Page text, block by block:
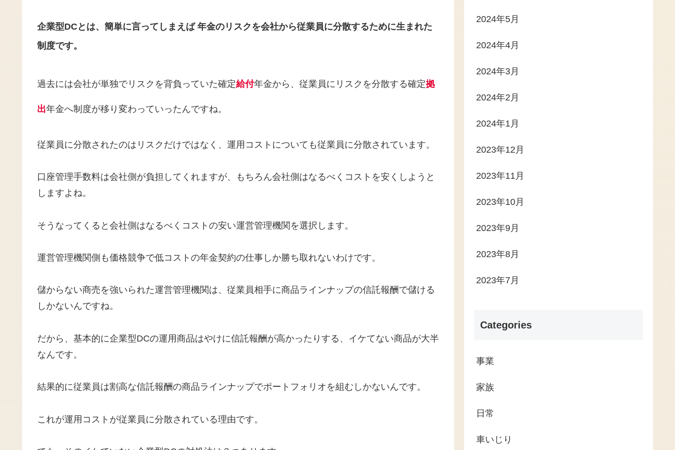
企業型DCとは、簡単に言ってしまえば 年金のリスクを会社から従業員に分散するために生まれた
制度です。
過去には会社が単独でリスクを背負っていた確定給付年金から、従業員にリスクを分散する確定拠
出年金へ制度が移り変わっていったんですね。
従業員に分散されたのはリスクだけではなく、運用コストについても従業員に分散されています。
口座管理手数料は会社側が負担してくれますが、もちろん会社側はなるべくコストを安くしようと
しますよね。
そうなってくると会社側はなるべくコストの安い運営管理機関を選択します。
運営管理機関側も価格競争で低コストの年金契約の仕事しか勝ち取れないわけです。
儲からない商売を強いられた運営管理機関は、従業員相手に商品ラインナップの信託報酬で儲ける
しかないんですね。
だから、基本的に企業型DCの運用商品はやけに信託報酬が高かったりする、イケてない商品が大半
なんです。
結果的に従業員は割高な信託報酬の商品ラインナップでポートフォリオを組むしかないんです。
これが運用コストが従業員に分散されている理由です。
2024年5月
2024年4月
2024年3月
2024年2月
2024年1月
2023年12月
2023年11月
2023年10月
2023年9月
2023年8月
2023年7月
Categories
事業
家族
日常
車いじり